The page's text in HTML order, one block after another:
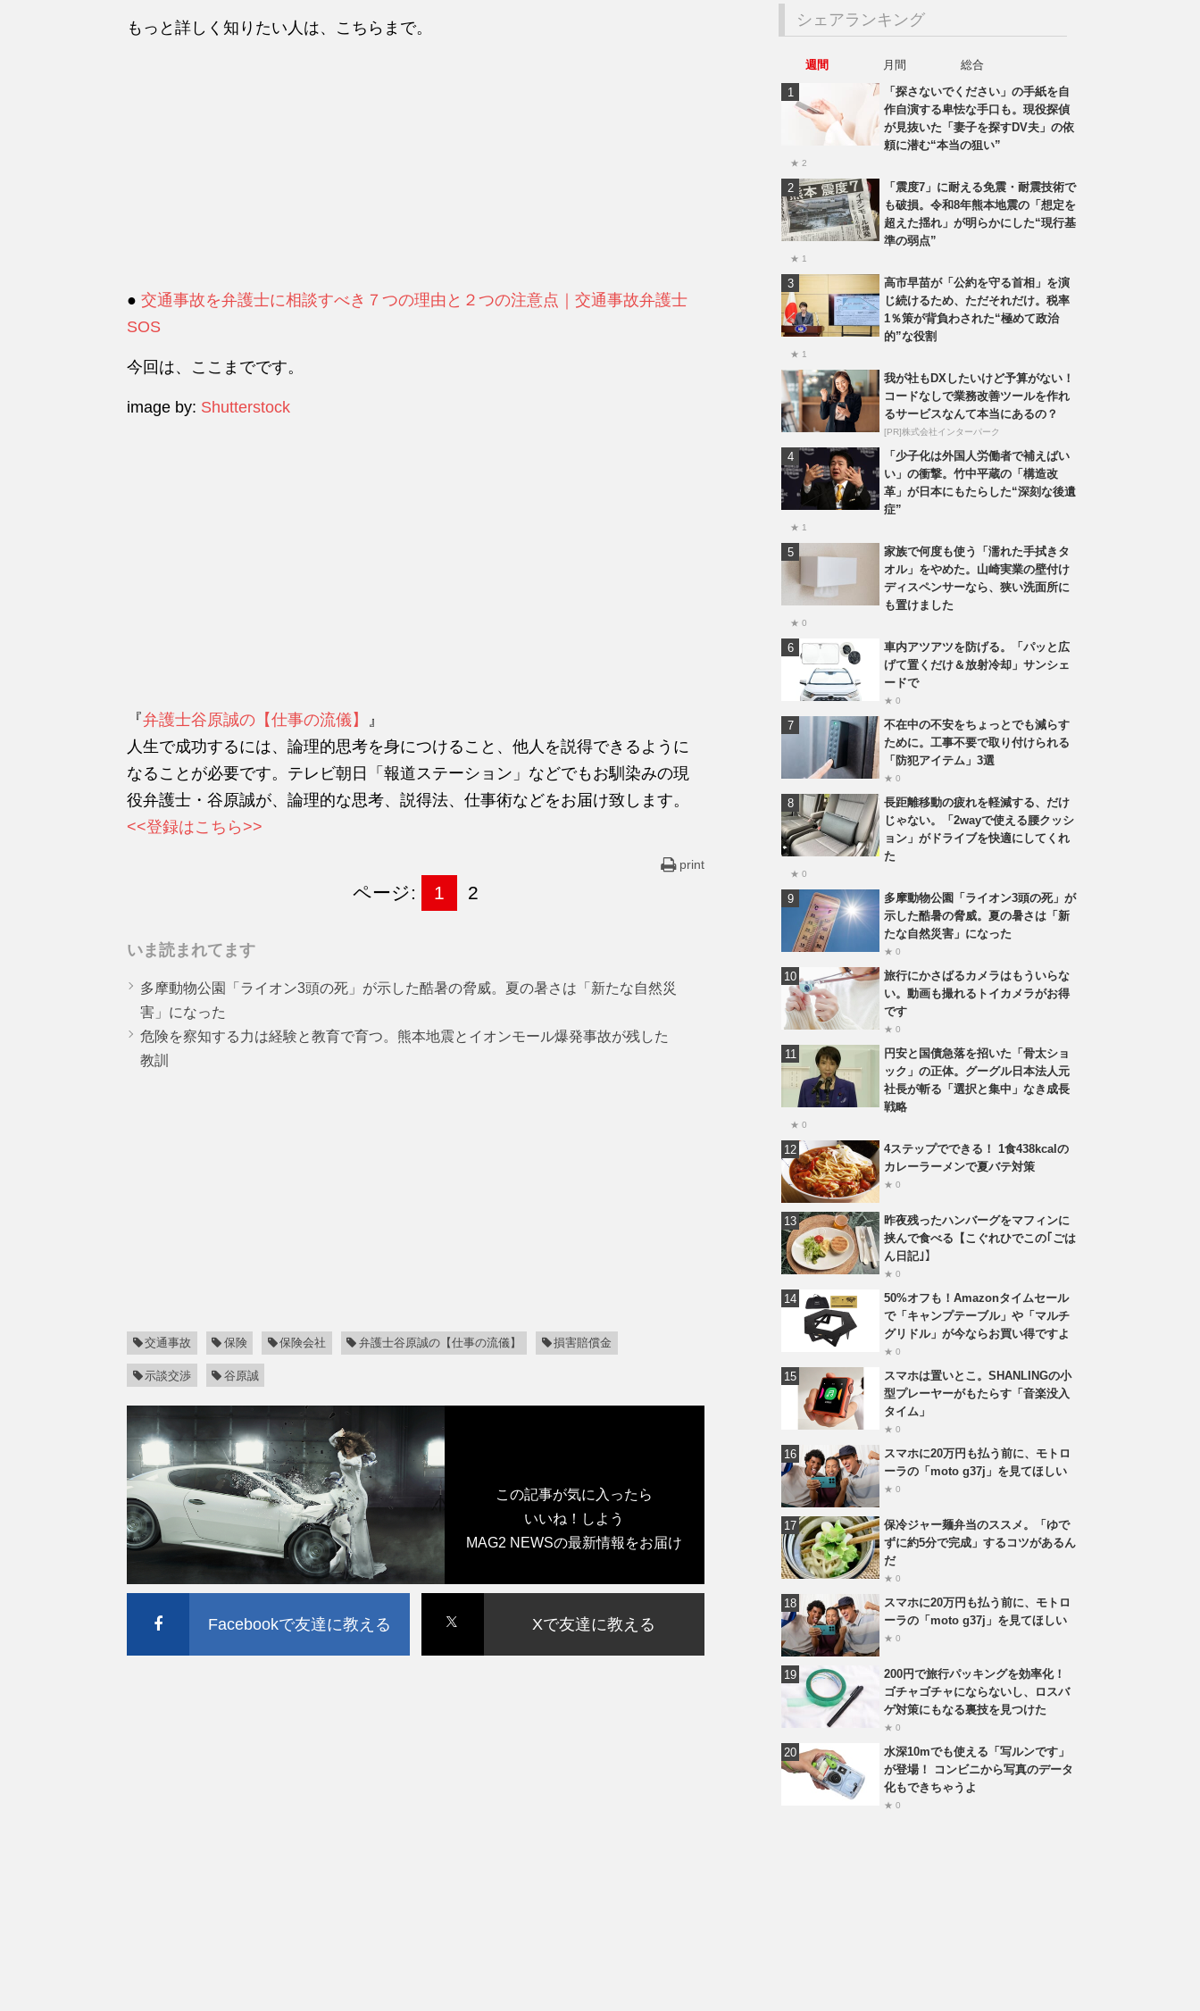
もっと詳しく知りたい人は、こちらまで。
● 交通事故を弁護士に相談すべき７つの理由と２つの注意点｜交通事故弁護士
SOS
今回は、ここまでです。
image by: Shutterstock
『弁護士谷原誠の【仕事の流儀】
』
人生で成功するには、論理的思考を身につけること、他人を説得できるように
なることが必要です。テレビ朝日「報道ステーション」などでもお馴染みの現
役弁護士・谷原誠が、論理的な思考、説得法、仕事術などをお届け致します。
<<登録はこちら>>
print
ページ: 1 2
いま読まれてます
多摩動物公園「ライオン3頭の死」が示した酷暑の脅威。夏の暑さは「新たな自然災
害」になった
危険を察知する力は経験と教育で育つ。熊本地震とイオンモール爆発事故が残した
教訓
交通事故 保険 保険会社 弁護士谷原誠の【仕事の流儀】 損害賠償金
示談交渉 谷原誠
この記事が気に入ったら
いいね！しよう
MAG2 NEWSの最新情報をお届け
Facebookで友達に教える Xで友達に教える
シェアランキング
週間 月間
総合
「探さないでください」の手紙を自
作自演する卑怯な手口も。現役探偵
が見抜いた「妻子を探すDV夫」の依
頼に潜む“本当の狙い”
★ 2
「震度7」に耐える免震・耐震技術で
も破損。令和8年熊本地震の「想定を
超えた揺れ」が明らかにした“現行基
準の弱点”
★ 1
高市早苗が「公約を守る首相」を演
じ続けるため、ただそれだけ。税率
1％策が背負わされた“極めて政治
的”な役割
★ 1
我が社もDXしたいけど予算がない！
コードなしで業務改善ツールを作れ
るサービスなんて本当にあるの？
[PR]株式会社インターパーク
「少子化は外国人労働者で補えばい
い」の衝撃。竹中平蔵の「構造改
革」が日本にもたらした“深刻な後遺
症”
★ 1
家族で何度も使う「濡れた手拭きタ
オル」をやめた。山崎実業の壁付け
ディスペンサーなら、狭い洗面所に
も置けました
★ 0
車内アツアツを防げる。「パッと広
げて置くだけ＆放射冷却」サンシェ
ードで
★ 0
不在中の不安をちょっとでも減らす
ために。工事不要で取り付けられる
「防犯アイテム」3選
★ 0
長距離移動の疲れを軽減する、だけ
じゃない。「2wayで使える腰クッシ
ョン」がドライブを快適にしてくれ
た
★ 0
多摩動物公園「ライオン3頭の死」が
示した酷暑の脅威。夏の暑さは「新
たな自然災害」になった
★ 0
旅行にかさばるカメラはもういらな
い。動画も撮れるトイカメラがお得
です
★ 0
円安と国債急落を招いた「骨太ショ
ック」の正体。グーグル日本法人元
社長が斬る「選択と集中」なき成長
戦略
★ 0
4ステップでできる！ 1食438kcalの
カレーラーメンで夏バテ対策
★ 0
昨夜残ったハンバーグをマフィンに
挟んで食べる【こぐれひでこの｢ごは
ん日記｣】
★ 0
50%オフも！Amazonタイムセール
で「キャンプテーブル」や「マルチ
グリドル」が今ならお買い得ですよ
★ 0
スマホは置いとこ。SHANLINGの小
型プレーヤーがもたらす「音楽没入
タイム」
★ 0
スマホに20万円も払う前に、モトロ
ーラの「moto g37j」を見てほしい
★ 0
保冷ジャー麺弁当のススメ。「ゆで
ずに約5分で完成」するコツがあるん
だ
★ 0
スマホに20万円も払う前に、モトロ
ーラの「moto g37j」を見てほしい
★ 0
200円で旅行パッキングを効率化！
ゴチャゴチャにならないし、ロスバ
ゲ対策にもなる裏技を見つけた
★ 0
水深10mでも使える「写ルンです」
が登場！ コンビニから写真のデータ
化もできちゃうよ
★ 0